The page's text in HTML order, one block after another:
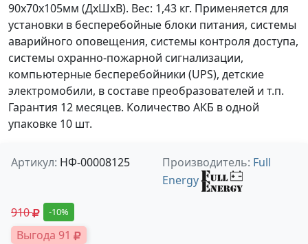
90х70х105мм (ДхШхВ). Вес: 1,43 кг. Применяется для
установки в бесперебойные блоки питания, системы
аварийного оповещения, системы контроля доступа,
системы охранно-пожарной сигнализации,
компьютерные бесперебойники (UPS), детские
электромобили, в составе преобразователей и т.п.
Гарантия 12 месяцев. Количество АКБ в одной
упаковке 10 шт.
Артикул: НФ-00008125 Производитель: Full
Energy
910 -10%
Выгода 91